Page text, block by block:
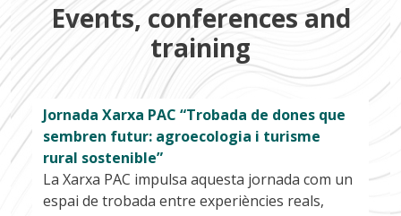
Events, conferences and
training
Jornada Xarxa PAC “Trobada de dones que
sembren futur: agroecologia i turisme
rural sostenible”
La Xarxa PAC impulsa aquesta jornada com un
espai de trobada entre experiències reals,